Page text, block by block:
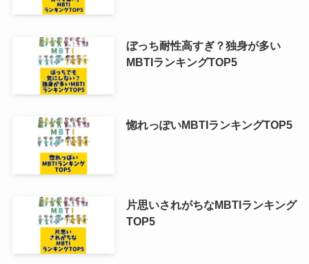
ぼっち耐性高すぎ？独身が多い
MBTIランキングTOP5
惚れっぽいMBTIランキングTOP5
片思いされがちなMBTIランキング
TOP5